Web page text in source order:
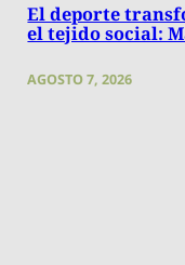
El deporte
el tejido social:
AGOSTO 7, 2026